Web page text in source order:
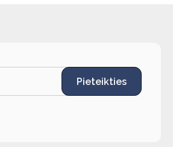
Pieteikties